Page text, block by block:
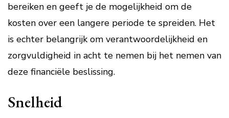
bereiken en geeft je de mogelijkheid om de
kosten over een langere periode te spreiden. Het
is echter belangrijk om verantwoordelijkheid en
zorgvuldigheid in acht te nemen bij het nemen van
deze financiële beslissing.
Snelheid